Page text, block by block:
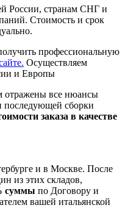
России, странам СНГ и
Стоимость и срок
профессиональную
Осуществляем
и Европы
отражены все нюансы
последующей сборки
заказа в качестве
и в Москве. После
из этих складов,
суммы по Договору и
вашей итальянской